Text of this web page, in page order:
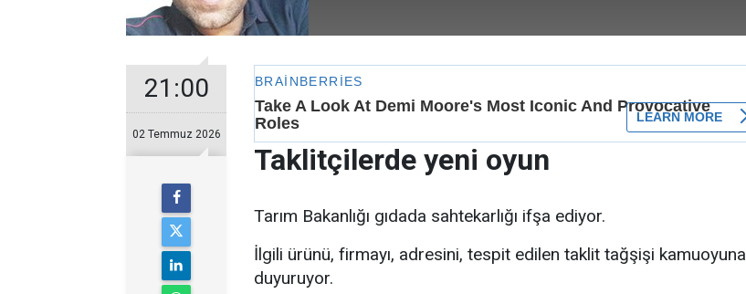
21:00
02 Temmuz 2026
Taklitçilerde yeni oyun
Tarım Bakanlığı gıdada sahtekarlığı ifşa ediyor.
İlgili ürünü, firmayı, adresini, tespit edilen taklit tağşişi kamuoyuna
duyuruyor.